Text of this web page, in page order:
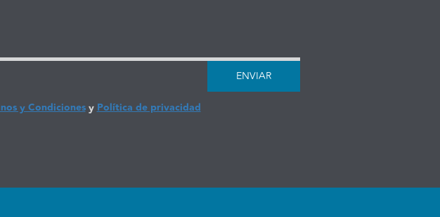
ENVIAR
y CondicionesyPolítica de privacidad